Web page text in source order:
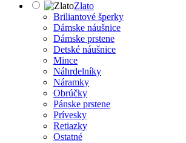
Zlato
Briliantové šperky
Dámske náušnice
Dámske prstene
Detské náušnice
Mince
Náhrdelníky
Náramky
Obrúčky
Pánske prstene
Prívesky
Retiazky
Ostatné